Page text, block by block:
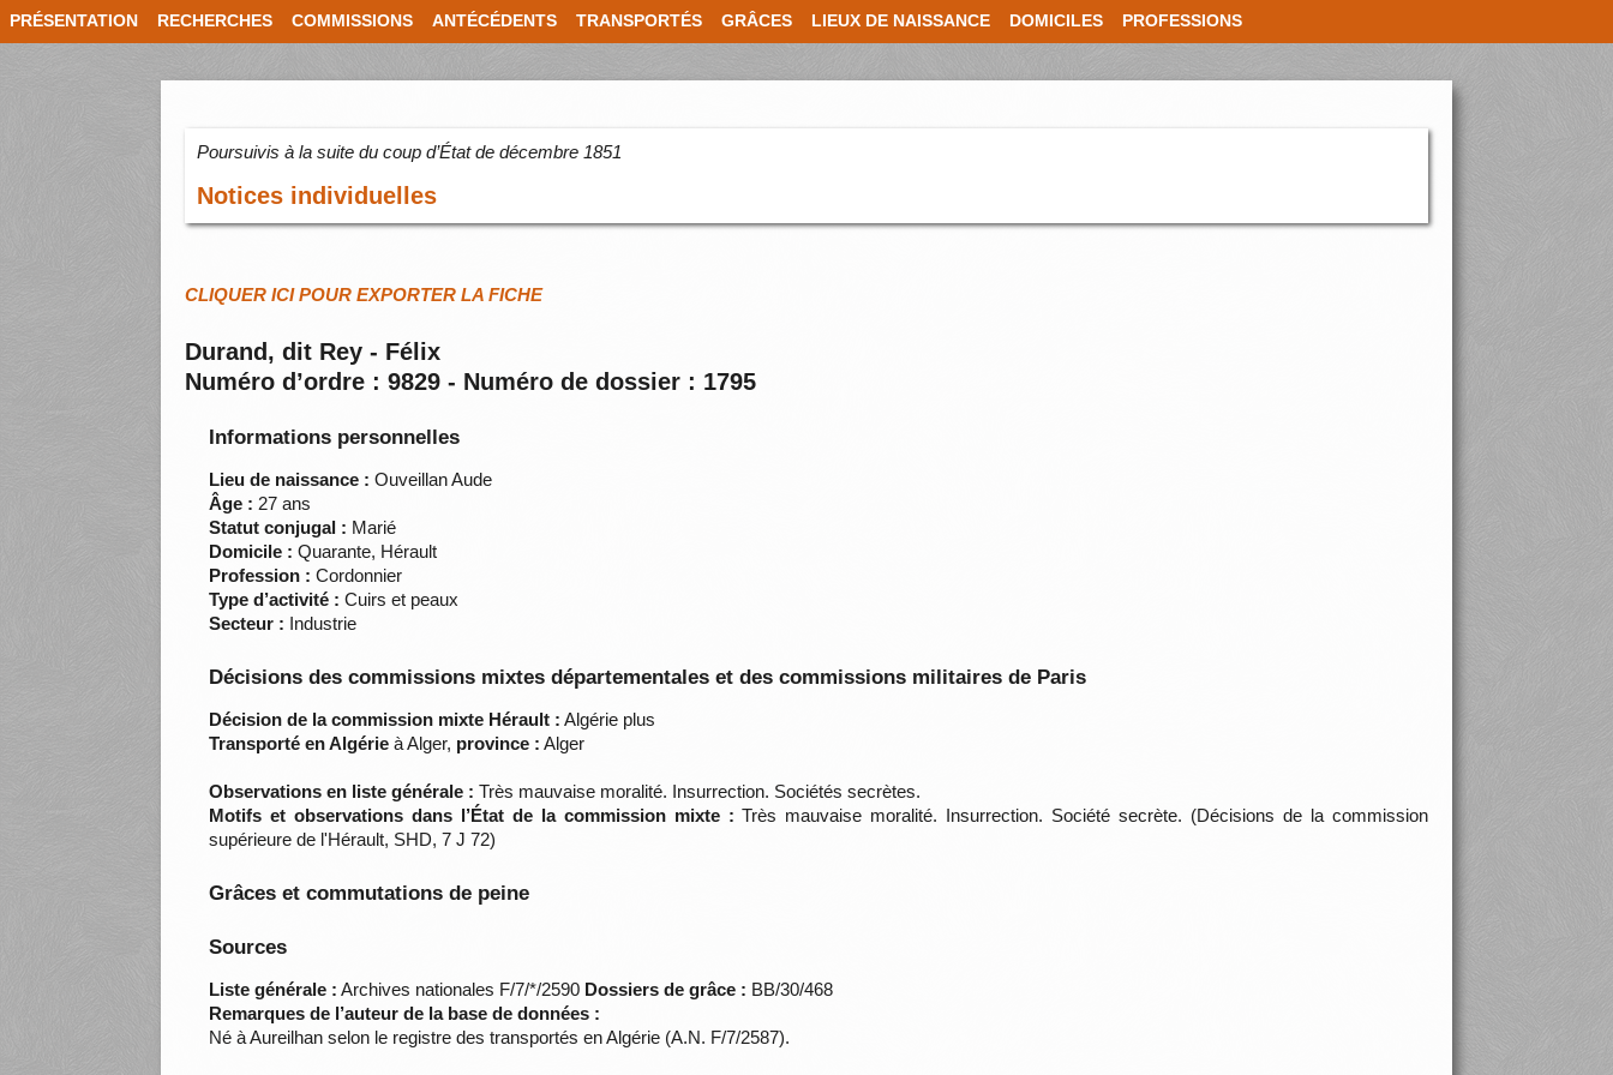
PRÉSENTATION RECHERCHES COMMISSIONS ANTÉCÉDENTS TRANSPORTÉS GRÂCES LIEUX DE NAISSANCE DOMICILES PROFESSIONS
Poursuivis à la suite du coup d’État de décembre 1851
Notices individuelles
CLIQUER ICI POUR EXPORTER LA FICHE
Durand, dit Rey - Félix
Numéro d’ordre : 9829 - Numéro de dossier : 1795
Informations personnelles
Lieu de naissance : Ouveillan Aude
Âge : 27 ans
Statut conjugal : Marié
Domicile : Quarante, Hérault
Profession : Cordonnier
Type d’activité : Cuirs et peaux
Secteur : Industrie
Décisions des commissions mixtes départementales et des commissions militaires de Paris
Décision de la commission mixte Hérault : Algérie plus
Transporté en Algérie à Alger, province : Alger
Observations en liste générale : Très mauvaise moralité. Insurrection. Sociétés secrètes.
Motifs et observations dans l’État de la commission mixte : Très mauvaise moralité. Insurrection. Société secrète. (Décisions de la commission
supérieure de l'Hérault, SHD, 7 J 72)
Grâces et commutations de peine
Sources
Liste générale : Archives nationales F/7/*/2590 Dossiers de grâce : BB/30/468
Remarques de l’auteur de la base de données :
Né à Aureilhan selon le registre des transportés en Algérie (A.N. F/7/2587).